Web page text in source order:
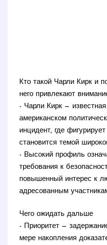
Кто такой Чарли Кирк и
него привлекают
- Чарли Кирк —
американском
инцидент, где
становится темой
- Высокий профиль
требования к
повышенный интерес к
адресованным
Чего ожидать дальше
- Приоритет —
мере накопления